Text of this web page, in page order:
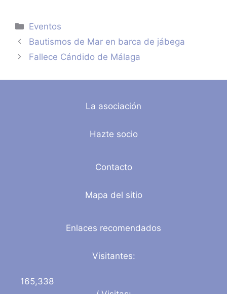
Categorías
Eventos
Bautismos de Mar en barca de jábega
Fallece Cándido de Málaga
La asociación
Hazte socio
Contacto
Mapa del sitio
Enlaces recomendados
Visitantes:
165,338